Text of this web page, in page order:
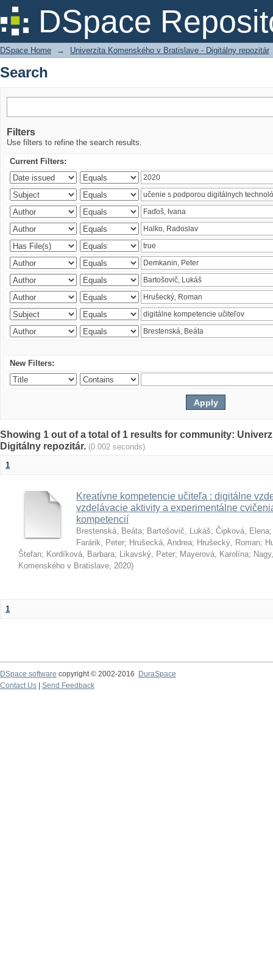
DSpace
Search
DSpace Home → Univerzita Komenského v Bratislave - Digitálny repozitár
Search
Filters
Use filters to refine the search results.
Current Filters:
New Filters:
Showing 1 out of a total of 1 results for community:
Digitálny repozitár. (0.002 seconds)
1
Kreatívne kompetencie učiteľa : digitálne
vzdelávacie aktivity a experimentálne
kompetencií
Brestenská, Beáta; Bartošovič, Lukáš; Čipková, Elena
Farárik, Peter; Hrušecká, Andrea; Hrušecký, Roman;
Štefan; Kordíková, Barbara; Likavský, Peter; Mayerová, Karolína;
Komenského v Bratislave, 2020)
1
DSpace software copyright © 2002-2016
DuraSpace
Contact Us
Send Feedback